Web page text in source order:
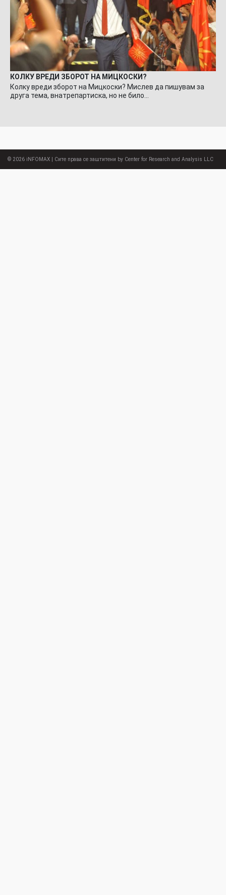
КОЛКУ ВРЕДИ ЗБОРОТ НА МИЦКОСКИ?
Колку вреди зборот на Мицкоски? Мислев да пишувам за
друга тема, внатрепартиска, но не било…
© 2026 iNFOMAX | Сите права се заштитени by Center for Research and Analysis LLC